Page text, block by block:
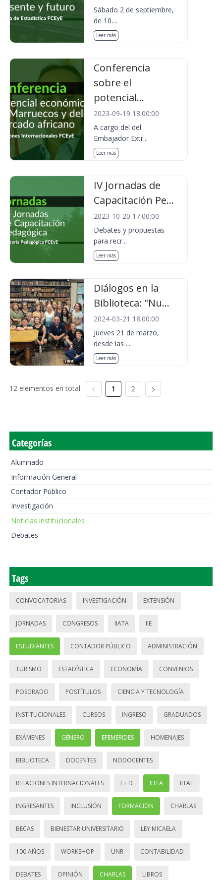
Sábado 2 de septiembre,
de 10....
Leer más
Conferencia
sobre el
potencial...
2023-09-19 18:00:00
A cargo del del
Embajador Extr...
Leer más
IV Jornadas de
Capacitación Pe...
2023-10-20 17:00:00
Debates y propuestas
para recr...
Leer más
Diálogos en la
Biblioteca: "Nu...
2024-03-21 18:00:00
Jueves 21 de marzo,
desde las ...
Leer más
12 elementos en total: 1 2
Categorías
Alumnado
Información General
Contador Público
Investigación
Noticias institucionales
Debates
Tags
CONVOCATORIAS INVESTIGACIÓN EXTENSIÓN
JORNADAS CONGRESOS IIATA IIE
ESTUDIANTES CONTADOR PÚBLICO ADMINISTRACIÓN
TURISMO ESTADÍSTICA ECONOMÍA CONVENIOS
POSGRADO POSTÍTULOS CIENCIA Y TECNOLOGÍA
INSTITUCIONALES CURSOS INGRESO GRADUADOS
EXÁMENES GÉNERO EFEMÉRIDES HOMENAJES
BIBLIOTECA DOCENTES NODOCENTES
RELACIONES INTERNACIONALES I + D IITEA IITAE
INGRESANTES INCLUSIÓN FORMACIÓN CHARLAS
BECAS BIENESTAR UNIVERSITARIO LEY MICAELA
100 AÑOS WORKSHOP UNR CONTABILIDAD
DEBATES OPINIÓN CHARLAS LIBROS